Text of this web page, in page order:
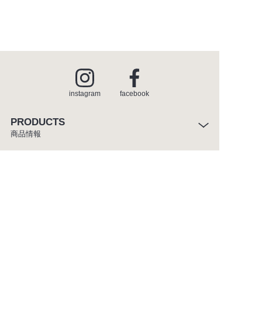
instagram facebook
PRODUCTS
商品情報